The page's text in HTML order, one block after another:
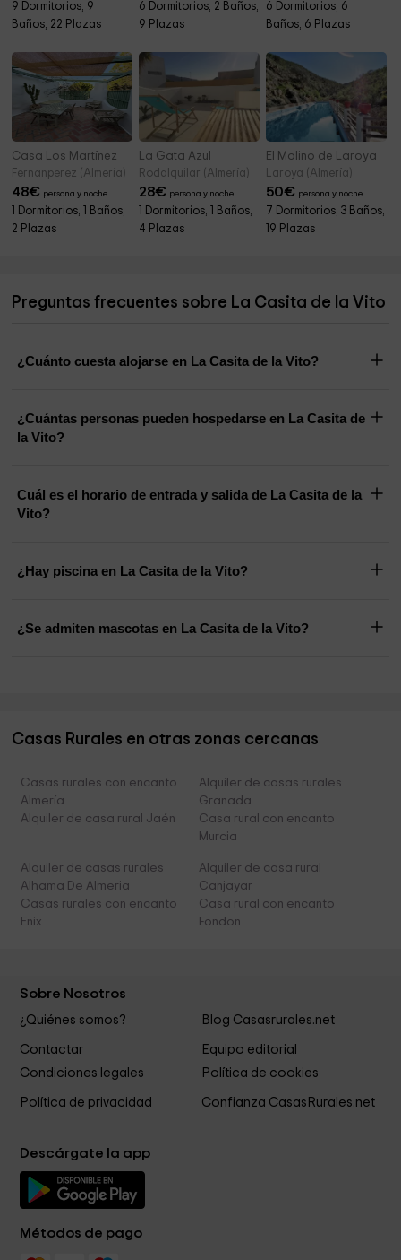
9 Dormitorios, 9
Baños, 22 Plazas
6 Dormitorios, 2 Baños,
9 Plazas
6 Dormitorios, 6
Baños, 6 Plazas
Casa Los Martínez
Fernanperez (Almería)
48€ persona y noche
1 Dormitorios, 1 Baños,
2 Plazas
La Gata Azul
Rodalquilar (Almería)
28€ persona y noche
1 Dormitorios, 1 Baños,
4 Plazas
El Molino de Laroya
Laroya (Almería)
50€ persona y noche
7 Dormitorios, 3 Baños,
19 Plazas
Preguntas frecuentes sobre La Casita de la Vito
¿Cuánto cuesta alojarse en La Casita de la Vito?
¿Cuántas personas pueden hospedarse en La Casita de
la Vito?
Cuál es el horario de entrada y salida de La Casita de la
Vito?
¿Hay piscina en La Casita de la Vito?
¿Se admiten mascotas en La Casita de la Vito?
Casas Rurales en otras zonas cercanas
Casas rurales con encanto
Almería
Alquiler de casas rurales
Granada
Alquiler de casa rural Jaén
Casa rural con encanto
Murcia
Alquiler de casas rurales
Alhama De Almeria
Alquiler de casa rural
Canjayar
Casas rurales con encanto
Enix
Casa rural con encanto
Fondon
Sobre Nosotros
¿Quiénes somos? Blog Casasrurales.net
Contactar
Equipo editorial
Condiciones legales
Política de cookies
Política de privacidad Confianza CasasRurales.net
Descárgate la app
Métodos de pago